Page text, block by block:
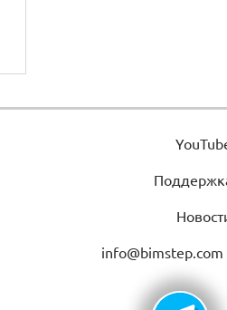
info@bimstep.com